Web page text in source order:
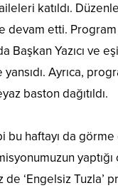
katıldı.
etti.
Yazıcı ve
Ayrıca,
baston dağıtıldı.
bu haftayı da
‘Engelsiz